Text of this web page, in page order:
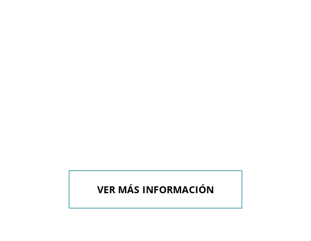
VER MÁS INFORMACIÓN